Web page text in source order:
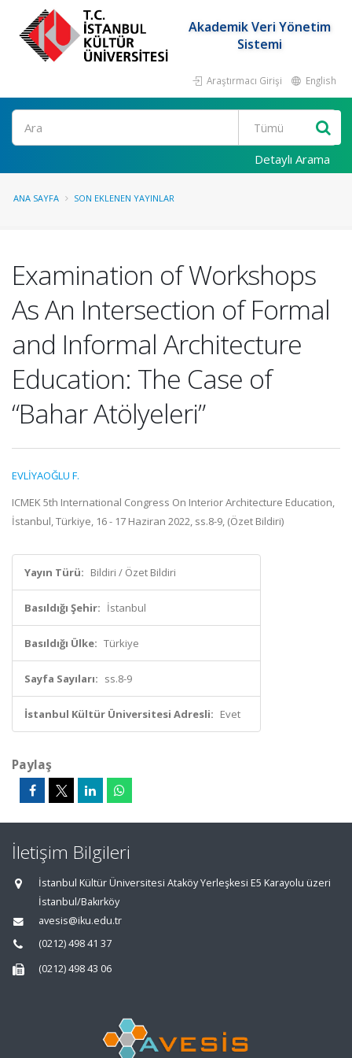
Akademik Veri Yönetim
Sistemi
Araştırmacı Girişi English
Ara
Detaylı Arama
ANA SAYFA SON EKLENEN YAYINLAR
Examination of Workshops
As An Intersection of Formal
and Informal Architecture
Education: The Case of
“Bahar Atölyeleri”
EVLİYAOĞLU F.
ICMEK 5th International Congress On Interior Architecture Education,
İstanbul, Türkiye, 16 - 17 Haziran 2022, ss.8-9, (Özet Bildiri)
Yayın Türü: Bildiri / Özet Bildiri
Basıldığı Şehir: İstanbul
Basıldığı Ülke: Türkiye
Sayfa Sayıları: ss.8-9
İstanbul Kültür Üniversitesi Adresli: Evet
Paylaş
İletişim Bilgileri
İstanbul Kültür Üniversitesi Ataköy Yerleşkesi E5 Karayolu üzeri
İstanbul/Bakırköy
avesis@iku.edu.tr
(0212) 498 41 37
(0212) 498 43 06